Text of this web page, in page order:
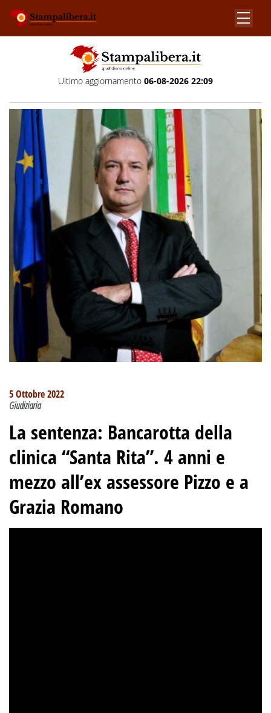
Ultimo aggiornamento 06-08-2026 22:09
5 Ottobre 2022
Giudiziaria
La sentenza: Bancarotta della
clinica “Santa Rita”. 4 anni e
mezzo all’ex assessore Pizzo e a
Grazia Romano